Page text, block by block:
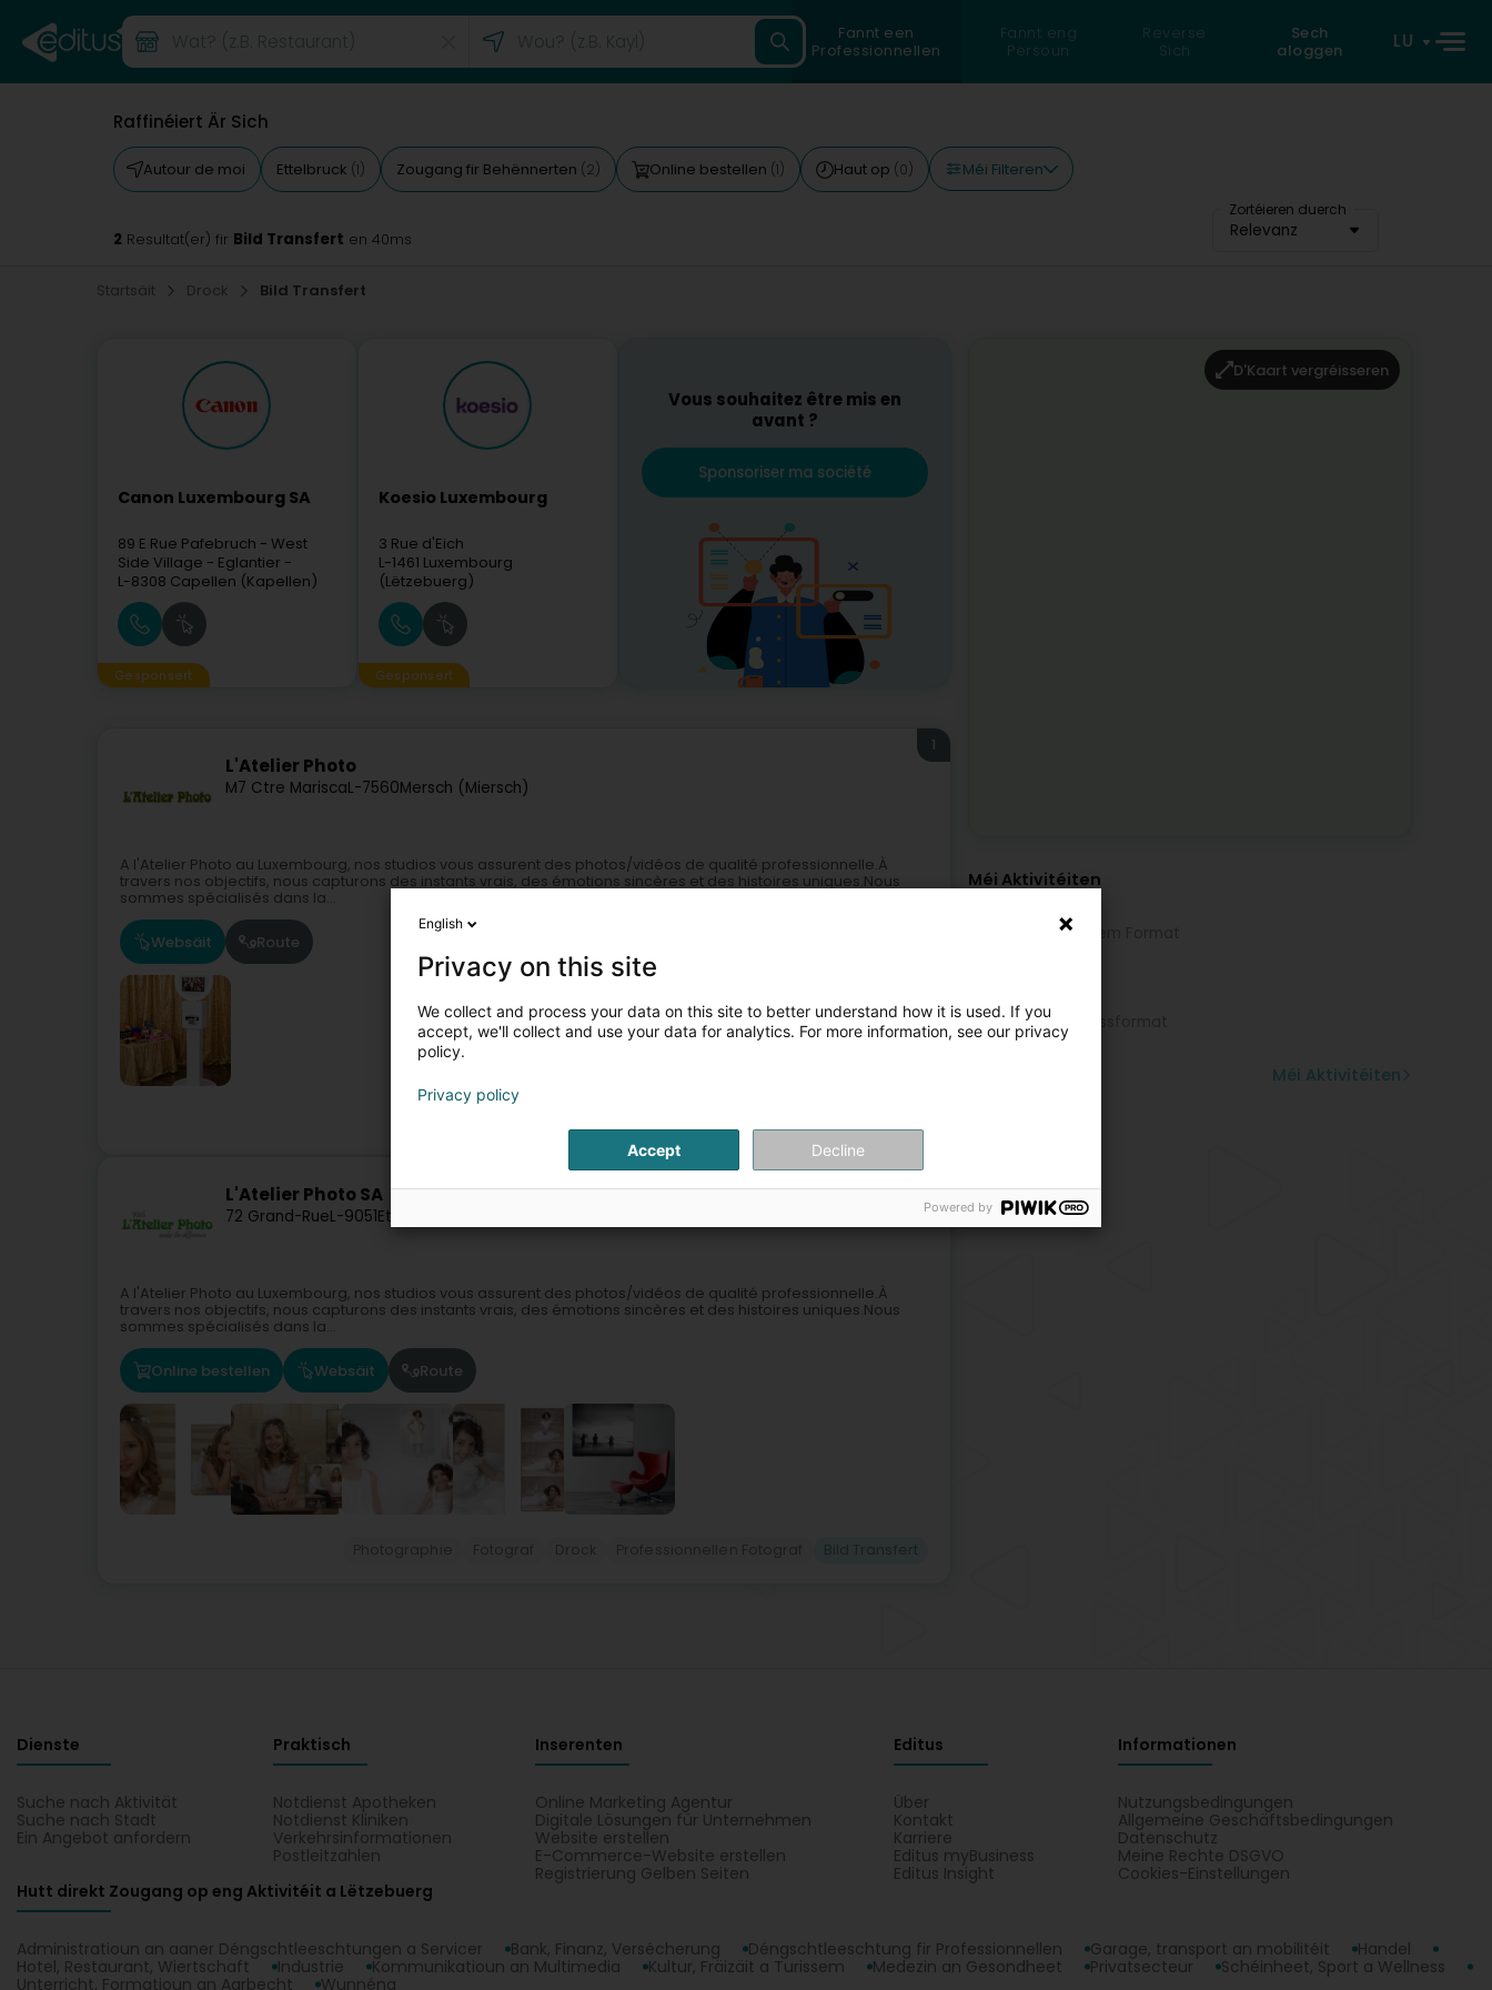
Fannt een
Professionnellen
Fannt eng
Persoun
Reverse
Sich
Sech
aloggen
LU
Raffinéiert Är Sich
Autour de moi Ettelbruck (1) Zougang fir Behënnerten (2) Online bestellen (1) Haut op (0) Méi Filteren
Zortéieren duerch
Relevanz
2 Resultat(er) fir Bild Transfert en 40ms
Startsäit Drock Bild Transfert
Canon Luxembourg SA
89 E Rue Pafebruch - West
Side Village - Eglantier -
L-8308 Capellen (Kapellen)
Gesponsert
Koesio Luxembourg
3 Rue d'Eich
L-1461 Luxembourg
(Lëtzebuerg)
Gesponsert
Vous souhaitez être mis en
avant ?
Sponsoriser ma société
L'Atelier Photo
M7 Ctre MariscaL-7560Mersch (Miersch)
1
A l'Atelier Photo au Luxembourg, nos studios vous assurent des photos/vidéos de qualité professionnelle.À
travers nos objectifs, nous capturons des instants vrais, des émotions sincères et des histoires uniques.Nous
sommes spécialisés dans la...
Websäit Route
L'Atelier Photo SA
72 Grand-RueL-9051Ettelbruck (Ettelbréck)
A l'Atelier Photo au Luxembourg, nos studios vous assurent des photos/vidéos de qualité professionnelle.À
travers nos objectifs, nous capturons des instants vrais, des émotions sincères et des histoires uniques.Nous
sommes spécialisés dans la...
Online bestellen Websäit Route
D'Kaart vergréisseren
Méi Aktivitéiten
Drock vun groussem Format
Opkliew Buschtaf
Digitaldrock Groussformat
Siebdréckerei
Méi Aktivitéiten
Dienste
Suche nach Aktivität
Suche nach Stadt
Ein Angebot anfordern
Praktisch
Notdienst Apotheken
Notdienst Kliniken
Verkehrsinformationen
Postleitzahlen
Inserenten
Online Marketing Agentur
Digitale Lösungen für Unternehmen
Website erstellen
E-Commerce-Website erstellen
Registrierung Gelben Seiten
Editus
Über
Kontakt
Karriere
Editus myBusiness
Editus Insight
Informationen
Nutzungsbedingungen
Allgemeine Geschäftsbedingungen
Datenschutz
Meine Rechte DSGVO
Cookies-Einstellungen
Hutt direkt Zougang op eng Aktivitéit a Lëtzebuerg
Administratioun an aaner Déngschtleeschtungen a Servicer Bank, Finanz, Versécherung Déngschtleeschtung fir Professionnellen Garage, transport an mobilitéit
Handel
Hotel, Restaurant, Wiertschaft
Industrie Kommunikatioun an Multimedia Kultur, Fräizäit a Turissem Medezin an Gesondheet Privatsecteur
Schéinheet, Sport a Wellness
Unterricht, Formatioun an Aarbecht
Wunnéng
English
Privacy on this site
We collect and process your data on this site to better understand how it is used. If you
accept, we'll collect and use your data for analytics. For more information, see our privacy
policy.
Privacy policy
Accept Decline
Powered by